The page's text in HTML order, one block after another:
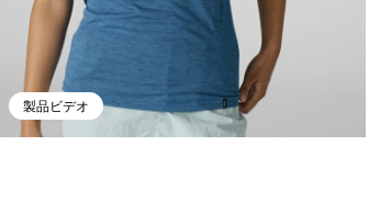
製品ビデオ